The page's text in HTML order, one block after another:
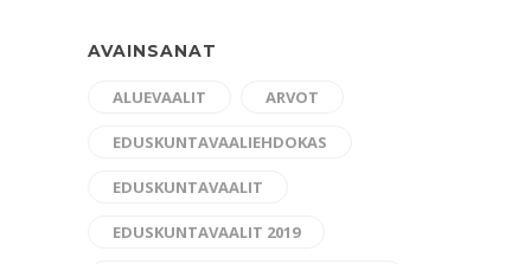
AVAINSANAT
ALUEVAALIT ARVOT
EDUSKUNTAVAALIEHDOKAS
EDUSKUNTAVAALIT
EDUSKUNTAVAALIT 2019